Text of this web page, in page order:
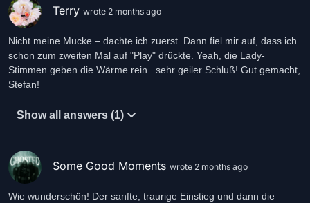
Terry wrote 2 months ago
Nicht meine Mucke – dachte ich zuerst. Dann fiel mir auf, dass ich
schon zum zweiten Mal auf "Play" drückte. Yeah, die Lady-
Stimmen geben die Wärme rein...sehr geiler Schluß! Gut gemacht,
Stefan!
Show all answers (1)
Some Good Moments wrote 2 months ago
Wie wunderschön! Der sanfte, traurige Einstieg und dann die